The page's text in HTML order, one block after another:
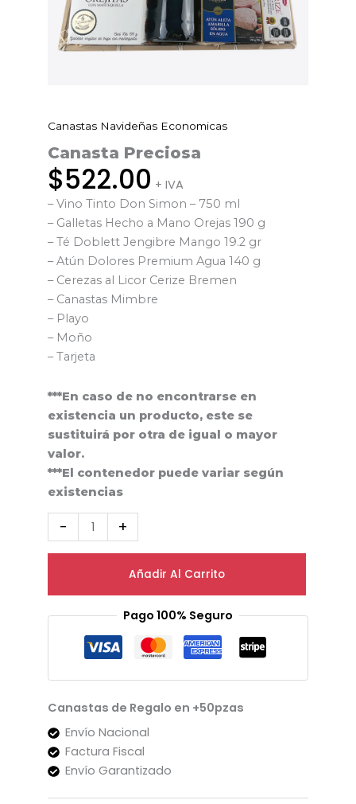
Canastas Navideñas Economicas
Canasta Preciosa
$522.00 + IVA
– Vino Tinto Don Simon – 750 ml
– Galletas Hecho a Mano Orejas 190 g
– Té Doblett Jengibre Mango 19.2 gr
– Atún Dolores Premium Agua 140 g
– Cerezas al Licor Cerize Bremen
– Canastas Mimbre
– Playo
– Moño
– Tarjeta
***En caso de no encontrarse en
existencia un producto, este se
sustituirá por otra de igual o mayor
valor.
***El contenedor puede variar según
existencias
-
Canasta
Preciosa
cantidad
+
Añadir Al Carrito
Pago 100% Seguro
Canastas de Regalo en +50pzas
Envío Nacional
Factura Fiscal
Envío Garantizado